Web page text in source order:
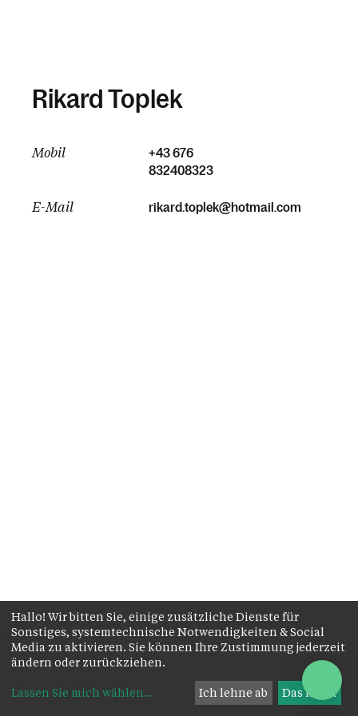
Rikard Toplek
Mobil
+43 676
832408323
E-Mail rikard.toplek@hotmail.com
Hallo! Wir bitten Sie, einige zusätzliche Dienste für
Sonstiges, systemtechnische Notwendigkeiten & Social
Media zu aktivieren. Sie können Ihre Zustimmung jederzeit
ändern oder zurückziehen.
Lassen Sie mich wählen... Ich lehne ab Das ist ok